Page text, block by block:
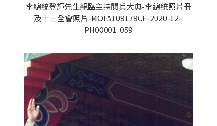
李總統登輝先生親臨主持閱兵大典-李總統照片冊
及十三全會照片-MOFA109179CF-2020-12–
PH00001-059